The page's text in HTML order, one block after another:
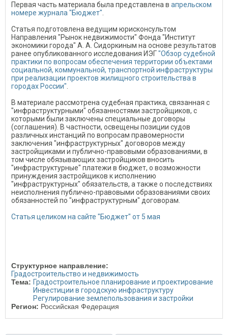
Первая часть материала была представлена в апрельском
номере журнала "Бюджет"
Статья подготовлена ведущим юрисконсультом
Направления "Рынок недвижимости" Фонда "Институт
экономики города" А. А. Сидоркиным на основе результатов
ранее опубликованного исследования ИЭГ"Обзор судебной
практики по вопросам обеспечения территории объектами
социальной, коммунальной, транспортной инфраструктуры
при реализации проектов жилищного строительства в
городах России"
В материале рассмотрена судебная практика, связанная с
"инфраструктурными" обязанностями застройщиков, с
которыми были заключены специальные договоры
(соглашения). В частности, освещены позиции судов
различных инстанций по вопросам правомерности
заключения "инфраструктурных" договоров между
застройщиками и публично-правовыми образованиями, в
том числе обязывающих застройщиков вносить
"инфраструктурные" платежи в бюджет, о возможности
принуждения застройщиков к исполнению
"инфраструктурных" обязательств, а также о последствиях
неисполнения публично-правовыми образованиями своих
обязанностей по "инфраструктурным" договорам.
Статья целиком на сайте "Бюджет" от 5 мая
Структурное направление:
Градостроительство и недвижимость
Тема: Градостроительное планирование и проектирование
Инвестиции в городскую инфраструктуру
Регулирование землепользования и застройки
Регион: Российская Федерация